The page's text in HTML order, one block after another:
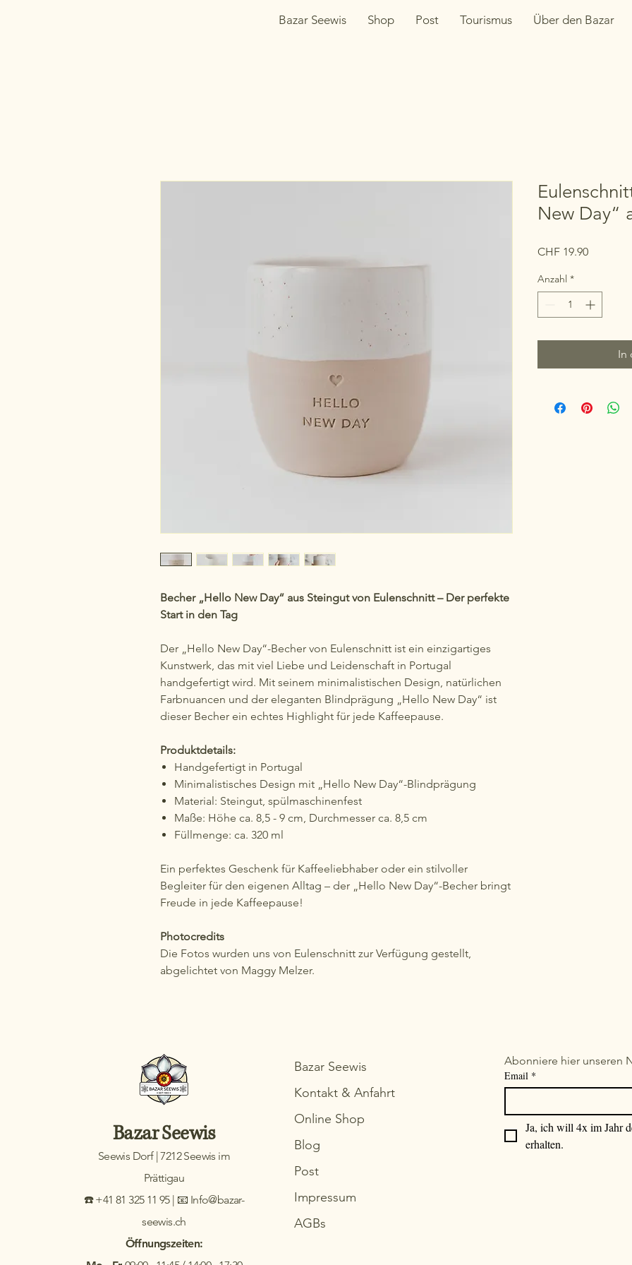
Bazar Seewis Shop Post Tourismus Über den Bazar
Becher „Hello New Day“ aus Steingut von Eulenschnitt – Der perfekte
Start in den Tag
Der „Hello New Day“-Becher von Eulenschnitt ist ein einzigartiges
Kunstwerk, das mit viel Liebe und Leidenschaft in Portugal
handgefertigt wird. Mit seinem minimalistischen Design, natürlichen
Farbnuancen und der eleganten Blindprägung „Hello New Day“ ist
dieser Becher ein echtes Highlight für jede Kaffeepause.
Produktdetails:
Handgefertigt in Portugal
Minimalistisches Design mit „Hello New Day“-Blindprägung
Material: Steingut, spülmaschinenfest
Maße: Höhe ca. 8,5 - 9 cm, Durchmesser ca. 8,5 cm
Füllmenge: ca. 320 ml
Ein perfektes Geschenk für Kaffeeliebhaber oder ein stilvoller
Begleiter für den eigenen Alltag – der „Hello New Day“-Becher bringt
Freude in jede Kaffeepause!
Photocredits
Die Fotos wurden uns von Eulenschnitt zur Verfügung gestellt,
abgelichtet von Maggy Melzer.
New Day“
CHF 19.90Preis
Anzahl *
In
Bazar Seewis
Seewis Dorf | 7212 Seewis im
Prättigau
☎️ +41 81 325 11 95 | 📧 Info@bazar-
seewis.ch
Öffnungszeiten:
Bazar Seewis
Kontakt & Anfahrt
Online Shop
Blog
Post
Impressum
AGBs
Abonniere hier unseren
Email *
Ja, ich will 4x im Jahr
erhalten.